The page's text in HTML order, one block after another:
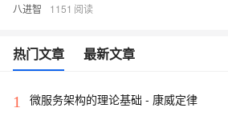
八进智 1151
热门文章 最新文章
1 微服务架构的理论基础 - 康威定律